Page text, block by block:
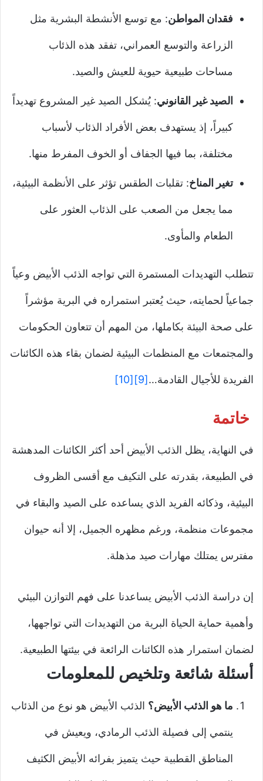
فقدان المواطن: مع توسع الأنشطة البشرية مثل
الزراعة والتوسع العمراني، تفقد هذه الذئاب
مساحات طبيعية حيوية للعيش والصيد.
الصيد غير القانوني: يُشكل الصيد غير المشروع تهديداً
كبيراً، إذ يستهدف بعض الأفراد الذئاب لأسباب
مختلفة، بما فيها الجفاف أو الخوف المفرط منها.
تغير المناخ: تقلبات الطقس تؤثر على الأنظمة البيئية،
مما يجعل من الصعب على الذئاب العثور على
الطعام والمأوى.
تتطلب التهديدات المستمرة التي تواجه الذئب الأبيض وعياً
جماعياً لحمايته، حيث يُعتبر استمراره في البرية مؤشراً
على صحة البيئة بكاملها، من المهم أن تتعاون الحكومات
والمجتمعات مع المنظمات البيئية لضمان بقاء هذه الكائنات
الفريدة للأجيال القادمة…[9]
[10]
خاتمة
في النهاية، يظل الذئب الأبيض أحد أكثر الكائنات المدهشة
في الطبيعة، بقدرته على التكيف مع أقسى الظروف
البيئية، وذكائه الفريد الذي يساعده على الصيد والبقاء في
مجموعات منظمة، ورغم مظهره الجميل، إلا أنه حيوان
مفترس يمتلك مهارات صيد مذهلة.
إن دراسة الذئب الأبيض يساعدنا على فهم التوازن البيئي
وأهمية حماية الحياة البرية من التهديدات التي تواجهها،
لضمان استمرار هذه الكائنات الرائعة في بيئتها الطبيعية.
أسئلة شائعة وتلخيص للمعلومات
ما هو الذئب الأبيض؟ الذئب الأبيض هو نوع من الذئاب
ينتمي إلى فصيلة الذئب الرمادي، ويعيش في
المناطق القطبية حيث يتميز بفرائه الأبيض الكثيف